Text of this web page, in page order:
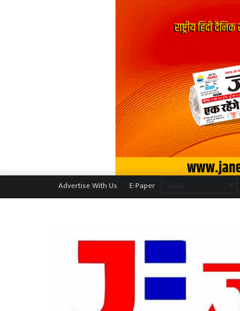
Advertise With Us E-Paper